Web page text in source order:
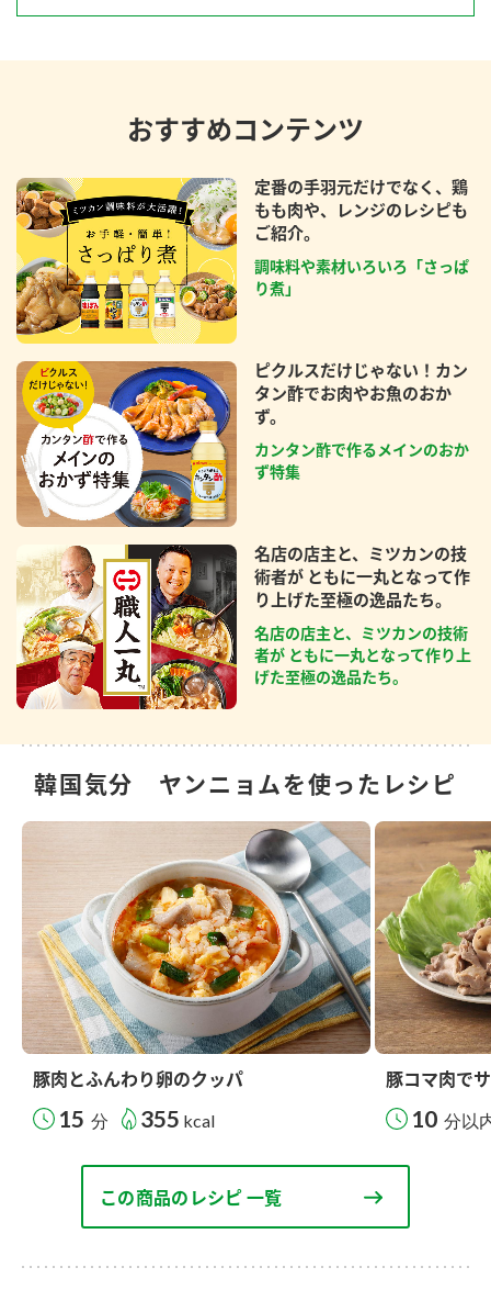
おすすめコンテンツ
定番の手羽元だけでなく、鶏
もも肉や、レンジのレシピも
ご紹介。
調味料や素材いろいろ「さっぱ
り煮」
ピクルスだけじゃない！カン
タン酢でお肉やお魚のおか
ず。
カンタン酢で作るメインのおか
ず特集
名店の店主と、ミツカンの技
術者が ともに一丸となって作
り上げた至極の逸品たち。
名店の店主と、ミツカンの技術
者が ともに一丸となって作り上
げた至極の逸品たち。
韓国気分 ヤンニョムを使ったレシピ
豚肉とふんわり卵のクッパ
15 分 355 kcal
豚コマ肉で
10 分以
この商品のレシピ 一覧